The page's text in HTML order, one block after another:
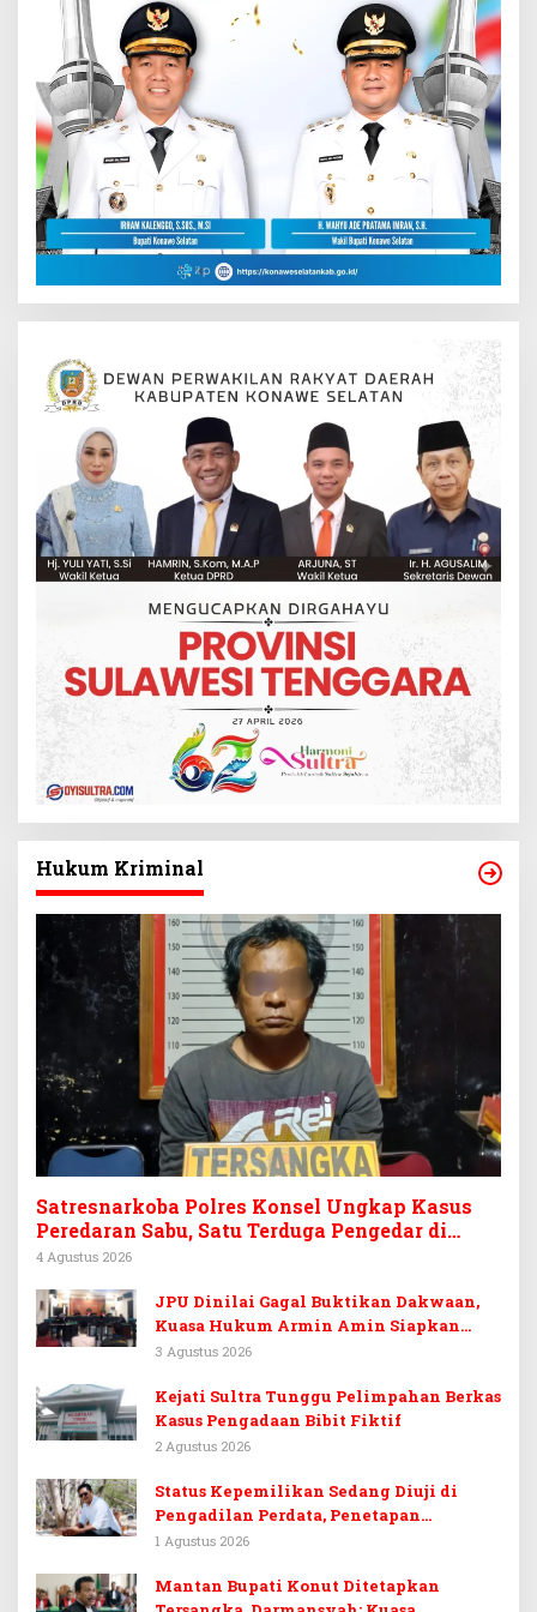
Hukum Kriminal
Satresnarkoba Polres Konsel Ungkap Kasus
Peredaran Sabu, Satu Terduga Pengedar di
Tinanggea Ditangkap
4 Agustus 2026
JPU Dinilai Gagal Buktikan Dakwaan,
Kuasa Hukum Armin Amin Siapkan
Pledoi dan Minta Putusan Bebas
3 Agustus 2026
Kejati Sultra Tunggu Pelimpahan Berkas
Kasus Pengadaan Bibit Fiktif
2 Agustus 2026
Status Kepemilikan Sedang Diuji di
Pengadilan Perdata, Penetapan
Tersangka Dr. Ruksamin Dinilai
1 Agustus 2026
Mantan Bupati Konut Ditetapkan